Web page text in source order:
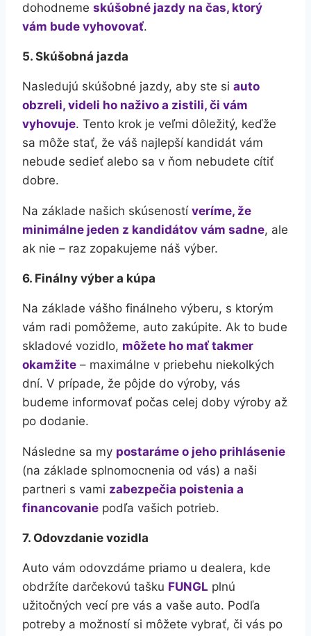
dohodneme skúšobné jazdy na čas, ktorý
vám bude vyhovovať.
5. Skúšobná jazda
Nasledujú skúšobné jazdy, aby ste si auto
obzreli, videli ho naživo a zistili, či vám
vyhovuje. Tento krok je veľmi dôležitý, keďže
sa môže stať, že váš najlepší kandidát vám
nebude sedieť alebo sa v ňom nebudete cítiť
dobre.
Na základe našich skúseností veríme, že
minimálne jeden z kandidátov vám sadne, ale
ak nie – raz zopakujeme náš výber.
6. Finálny výber a kúpa
Na základe vášho finálneho výberu, s ktorým
vám radi pomôžeme, auto zakúpite. Ak to bude
skladové vozidlo, môžete ho mať takmer
okamžite – maximálne v priebehu niekolkých
dní. V prípade, že pôjde do výroby, vás
budeme informovať počas celej doby výroby až
po dodanie.
Následne sa my postaráme o jeho prihlásenie
(na základe splnomocnenia od vás) a naši
partneri s vami zabezpečia poistenia a
financovanie podľa vašich potrieb.
7. Odovzdanie vozidla
Auto vám odovzdáme priamo u dealera, kde
obdržíte darčekovú tašku FUNGL plnú
užitočných vecí pre vás a vaše auto. Podľa
potreby a možností si môžete vybrať, či vás po